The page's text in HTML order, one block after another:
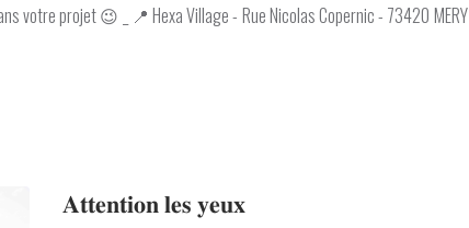
votre projet 😉 _ 📍 Hexa Village - Rue Nicolas Copernic - 73420 MERY
𝐀𝐭𝐭𝐞𝐧𝐭𝐢𝐨𝐧 𝐥𝐞𝐬 𝐲𝐞𝐮𝐱